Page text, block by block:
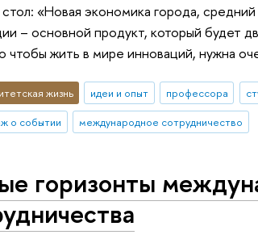
стол: «Новая экономика города,
– основной продукт, который будет
чтобы жить в мире инноваций, нужна
жизнь идеи и опыт профессора
о событии
международное сотрудничество
горизонты